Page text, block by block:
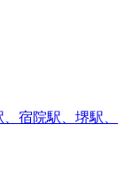
宿院駅、堺駅、